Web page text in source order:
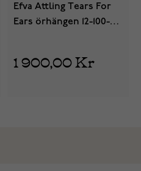
Efva Attling Tears For
Ears örhängen 12-100-
1 900,00 Kr